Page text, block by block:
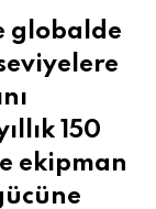
globalde
150
ekipman